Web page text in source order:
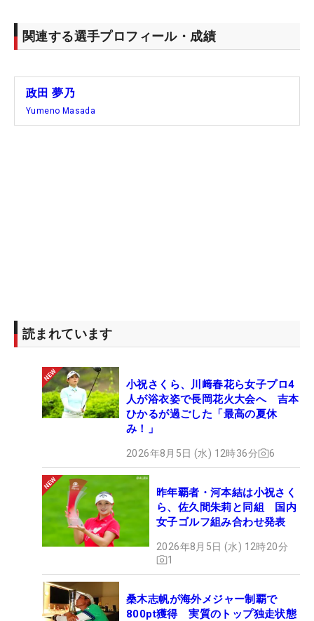
関連する選手プロフィール・成績
政田 夢乃
Yumeno Masada
読まれています
小祝さくら、川﨑春花ら女子プロ4
人が浴衣姿で長岡花火大会へ 吉本
ひかるが過ごした「最高の夏休
み！」
2026年8月5日 (水) 12時36分 6
昨年覇者・河本結は小祝さく
ら、佐久間朱莉と同組 国内
女子ゴルフ組み合わせ発表
2026年8月5日 (水) 12時20分
1
桑木志帆が海外メジャー制覇で
800pt獲得 実質のトップ独走状態